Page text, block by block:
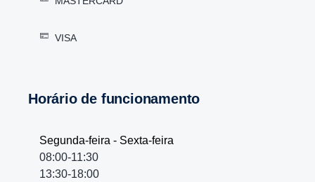
VISA
Horário de funcionamento
Segunda-feira - Sexta-feira
08:00-11:30
13:30-18:00